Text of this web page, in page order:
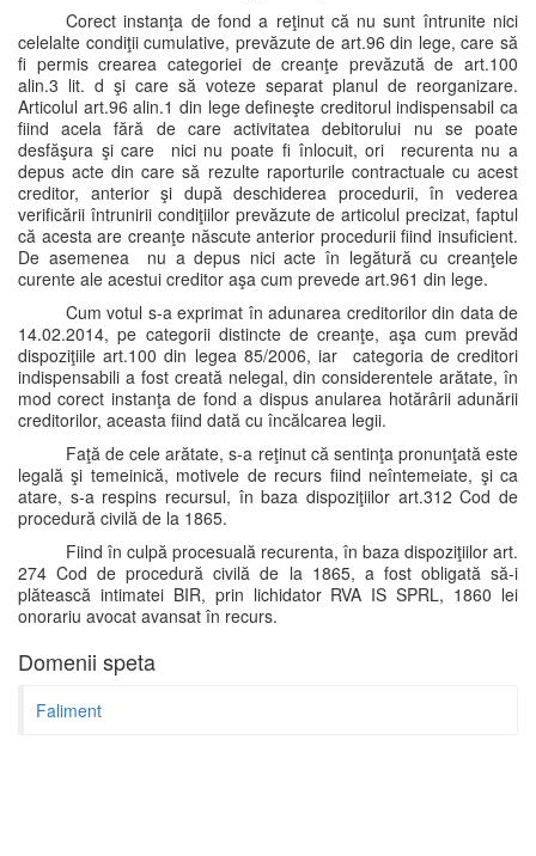
Corect instanţa de fond a reţinut că nu sunt întrunite nici
celelalte condiţii cumulative, prevăzute de art.96 din lege, care să
fi permis crearea categoriei de creanţe prevăzută de art.100
alin.3 lit. d şi care să voteze separat planul de reorganizare.
Articolul art.96 alin.1 din lege defineşte creditorul indispensabil ca
fiind acela fără de care activitatea debitorului nu se poate
desfăşura şi care nici nu poate fi înlocuit, ori recurenta nu a
depus acte din care să rezulte raporturile contractuale cu acest
creditor, anterior şi după deschiderea procedurii, în vederea
verificării întrunirii condiţiilor prevăzute de articolul precizat, faptul
că acesta are creanţe născute anterior procedurii fiind insuficient.
De asemenea nu a depus nici acte în legătură cu creanţele
curente ale acestui creditor aşa cum prevede art.961 din lege.
Cum votul s-a exprimat în adunarea creditorilor din data de
14.02.2014, pe categorii distincte de creanţe, aşa cum prevăd
dispoziţiile art.100 din legea 85/2006, iar categoria de creditori
indispensabili a fost creată nelegal, din considerentele arătate, în
mod corect instanţa de fond a dispus anularea hotărârii adunării
creditorilor, aceasta fiind dată cu încălcarea legii.
Faţă de cele arătate, s-a reţinut că sentinţa pronunţată este
legală şi temeinică, motivele de recurs fiind neîntemeiate, şi ca
atare, s-a respins recursul, în baza dispoziţiilor art.312 Cod de
procedură civilă de la 1865.
Fiind în culpă procesuală recurenta, în baza dispoziţiilor art.
274 Cod de procedură civilă de la 1865, a fost obligată să-i
plătească intimatei BIR, prin lichidator RVA IS SPRL, 1860 lei
onorariu avocat avansat în recurs.
Domenii speta
Faliment